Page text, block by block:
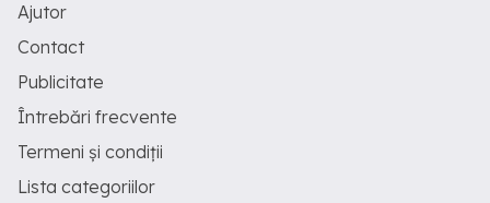
Ajutor
Contact
Publicitate
Întrebări frecvente
Termeni și condiții
Lista categoriilor